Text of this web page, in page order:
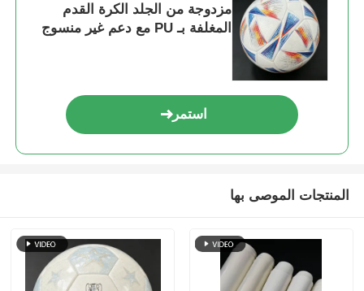
مزدوجة من الجلد الكرة القدم
المغلفة بـ PU مع دعم غير منسوج
استمر
المنتجات الموصى بها